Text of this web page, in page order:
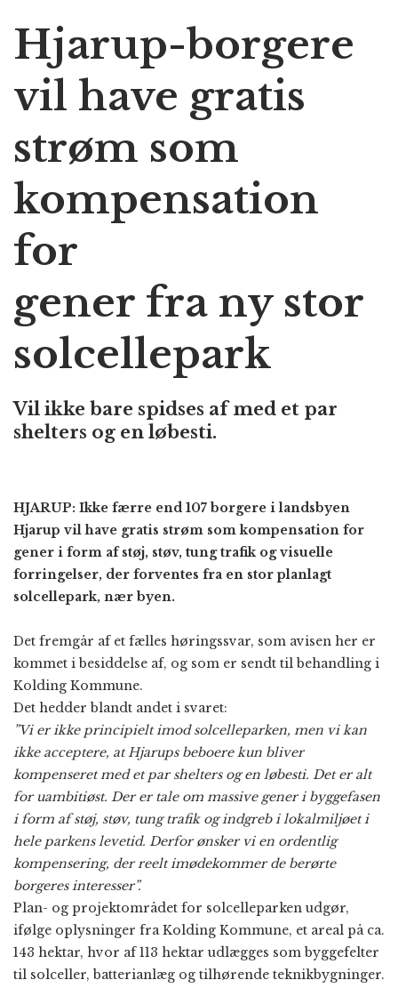
Hjarup-borgere
vil have gratis
strøm som
kompensation
for
gener fra ny stor
solcellepark
Vil ikke bare spidses af med et par
shelters og en løbesti.
HJARUP: Ikke færre end 107 borgere i landsbyen
Hjarup vil have gratis strøm som kompensation for
gener i form af støj, støv, tung trafik og visuelle
forringelser, der forventes fra en stor planlagt
solcellepark, nær byen.
Det fremgår af et fælles høringssvar, som avisen her er
kommet i besiddelse af, og som er sendt til behandling i
Kolding Kommune.
Det hedder blandt andet i svaret:
”Vi er ikke principielt imod solcelleparken, men vi kan
ikke acceptere, at Hjarups beboere kun bliver
kompenseret med et par shelters og en løbesti. Det er alt
for uambitiøst. Der er tale om massive gener i byggefasen
i form af støj, støv, tung trafik og indgreb i lokalmiljøet i
hele parkens levetid. Derfor ønsker vi en ordentlig
kompensering, der reelt imødekommer de berørte
borgeres interesser”.
Plan- og projektområdet for solcelleparken udgør,
ifølge oplysninger fra Kolding Kommune, et areal på ca.
143 hektar, hvor af 113 hektar udlægges som byggefelter
til solceller, batterianlæg og tilhørende teknikbygninger.